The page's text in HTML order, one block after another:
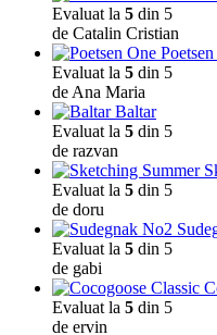
Evaluat la 5 din 5
de Catalin Cristian
Evaluat la 5 din 5
de Ana Maria
Baltar
Evaluat la 5 din 5
de razvan
Evaluat la 5 din 5
de doru
Evaluat la 5 din 5
de gabi
Evaluat la 5 din 5
de ervin